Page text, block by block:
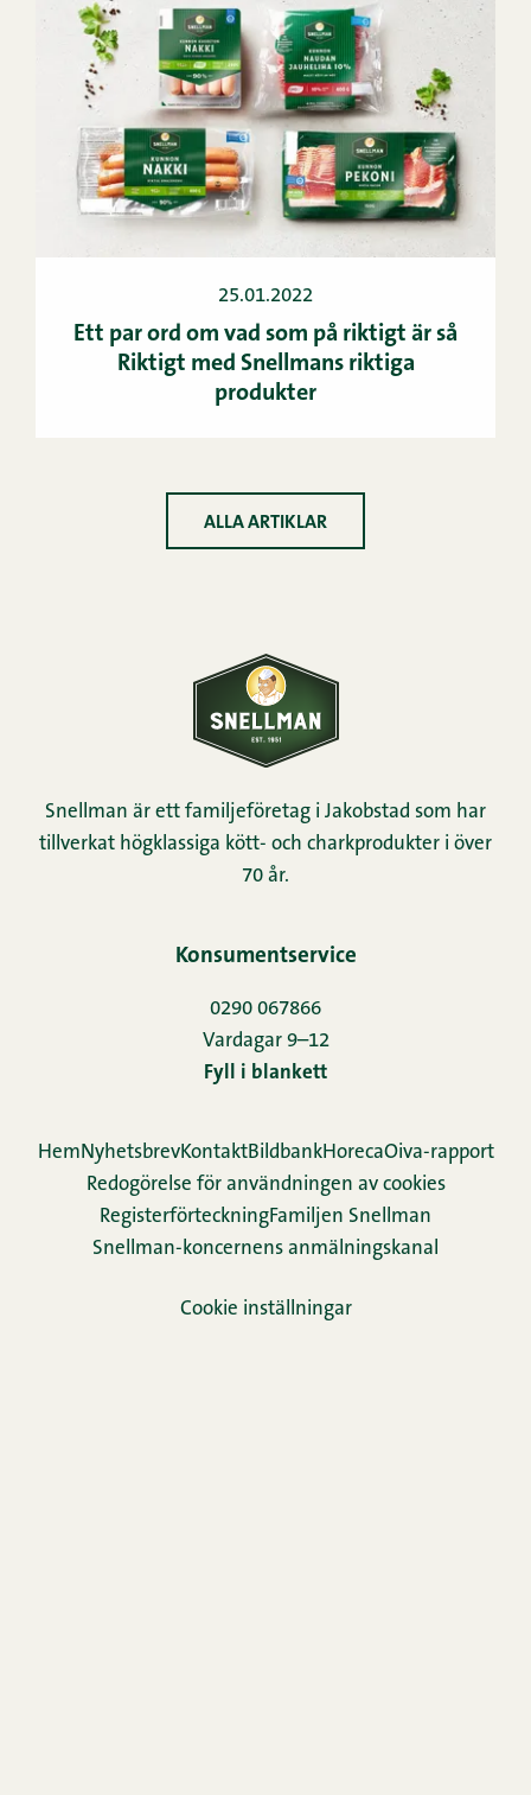
25.01.2022
Ett par ord om vad som på riktigt är så
Riktigt med Snellmans riktiga
produkter
ALLA ARTIKLAR
Snellman är ett familjeföretag i Jakobstad som har
tillverkat högklassiga kött- och charkprodukter i över
70 år.
Konsumentservice
0290 067866
Vardagar 9–12
Fyll i blankett
HemNyhetsbrevKontaktBildbankHorecaOiva-rapport
Redogörelse för användningen av cookies
Re­gis­ter­för­teck­ningFamiljen Snellman
Snellman-koncernens anmälningskanal
Cookie inställningar